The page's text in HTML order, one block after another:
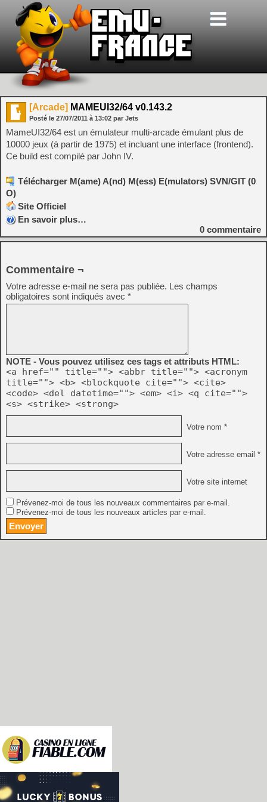
[Arcade] MAMEUI32/64 v0.143.2
Posté le 27/07/2011 à 13:02 par Jets
MameUI32/64 est un émulateur multi-arcade émulant plus de
10000 jeux (à partir de 1975) et incluant une interface (frontend).
Ce build est compilé par John IV.
Télécharger M(ame) A(nd) M(ess) E(mulators) SVN/GIT (0
O)
Site Officiel
En savoir plus…
0 commentaire
Commentaire ¬
Votre adresse e-mail ne sera pas publiée. Les champs
obligatoires sont indiqués avec *
NOTE - Vous pouvez utilisez ces tags et attributs HTML:
<a href="" title=""> <abbr title=""> <acronym
title=""> <b> <blockquote cite=""> <cite>
<code> <del datetime=""> <em> <i> <q cite="">
<s> <strike> <strong>
Votre nom *
Votre adresse email *
Votre site internet
Prévenez-moi de tous les nouveaux commentaires par e-mail.
Prévenez-moi de tous les nouveaux articles par e-mail.